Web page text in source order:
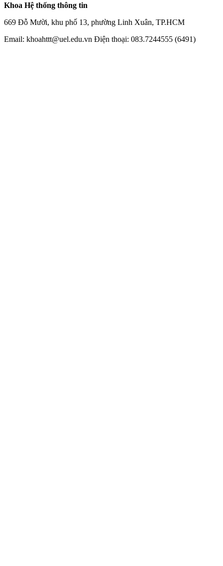
Khoa Hệ thống thông tin
669 Đỗ Mười, khu phố 13, phường Linh Xuân, TP.HCM
Email: khoahttt@uel.edu.vn Điện thoại: 083.7244555 (6491)